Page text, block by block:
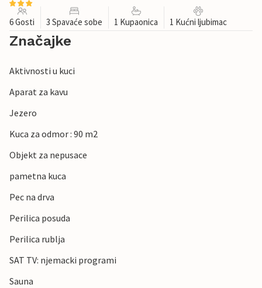
6 Gosti 3 Spavaće sobe 1 Kupaonica 1 Kućni ljubimac
Značajke
Aktivnosti u kuci
Aparat za kavu
Jezero
Kuca za odmor : 90 m2
Objekt za nepusace
pametna kuca
Pec na drva
Perilica posuda
Perilica rublja
SAT TV: njemacki programi
Sauna